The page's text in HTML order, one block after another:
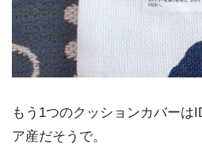
もう1つのクッションカバーは
ア産だそうで。